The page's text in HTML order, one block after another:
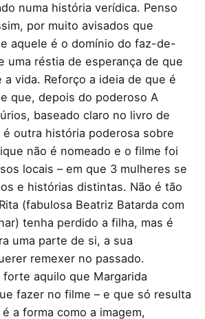
numa história verídica. Penso
por muito avisados que
aquele é o domínio do faz-de-
uma réstia de esperança de que
vida. Reforço a ideia de que é
que, depois do poderoso A
baseado claro no livro de
outra história poderosa sobre
não é nomeado e o filme foi
locais – em que 3 mulheres se
e histórias distintas. Não é tão
(fabulosa Beatriz Batarda com
tenha perdido a filha, mas é
uma parte de si, a sua
remexer no passado.
forte aquilo que Margarida
fazer no filme – e que só resulta
a forma como a imagem,